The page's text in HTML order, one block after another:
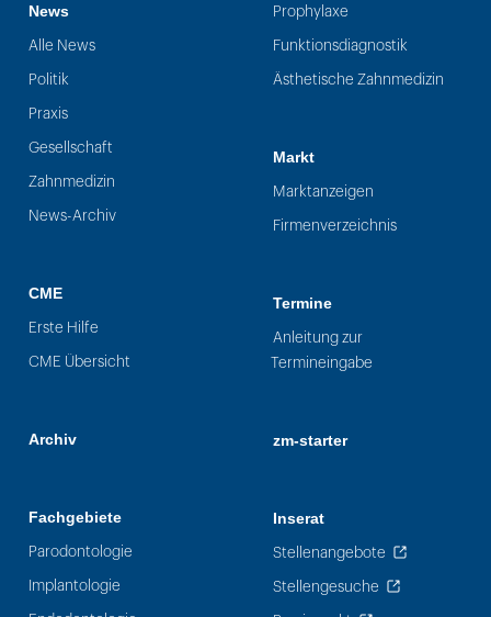
News
Alle News
Politik
Praxis
Gesellschaft
Zahnmedizin
News-Archiv
CME
Erste Hilfe
CME Übersicht
Archiv
Fachgebiete
Parodontologie
Implantologie
Prophylaxe
Funktionsdiagnostik
Ästhetische Zahnmedizin
Markt
Marktanzeigen
Firmenverzeichnis
Termine
Anleitung zur
Termineingabe
zm-starter
Inserat
Stellenangebote
Stellengesuche